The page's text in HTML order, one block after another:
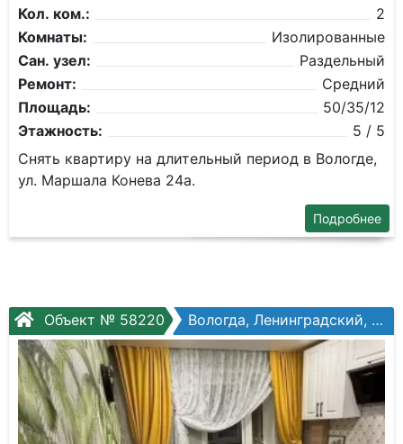
Кол. ком.:
2
Комнаты:
Изолированные
Сан. узел:
Раздельный
Ремонт:
Средний
Площадь:
50/35/12
Этажность:
5 / 5
Снять квартиру на длительный период в Вологде,
ул. Маршала Конева 24а.
Подробнее
Объект № 58220 Вологда, Ленинградский, Кирпичная ул, №8а